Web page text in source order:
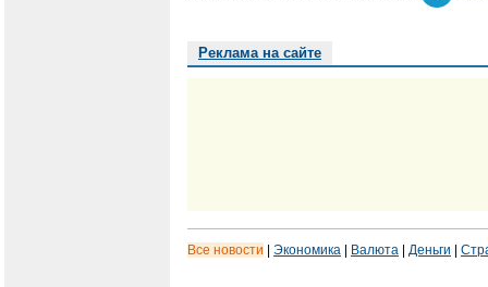
Реклама на сайте
Все новости Экономика Валюта Деньги